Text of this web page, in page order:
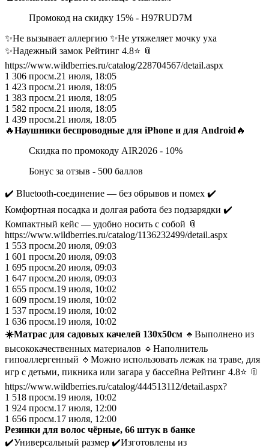
Промокод на скидку 15% - H97RUD7M
✨Не вызывает аллергию ✨Не утяжеляет мочку уха
✨Надежный замок Рейтинг 4.8⭐️ 📎
https://www.wildberries.ru/catalog/228704567/detail.aspx
1 306 просм.21 июля, 18:05
1 423 просм.21 июля, 18:05
1 383 просм.21 июля, 18:05
1 582 просм.21 июля, 18:05
1 439 просм.21 июля, 18:05
🔥Наушники беспроводные для iPhone и для Android 🔥
Скидка по промокоду AIR2026 - 10%
Бонус за отзыв - 500 баллов
✔️ Bluetooth‑соединение — без обрывов и помех ✔️
Комфортная посадка и долгая работа без подзарядки ✔️
Компактный кейс — удобно носить с собой 📎
https://www.wildberries.ru/catalog/1136232499/detail.aspx
1 553 просм.20 июля, 09:03
1 601 просм.20 июля, 09:03
1 695 просм.20 июля, 09:03
1 647 просм.20 июля, 09:03
1 655 просм.19 июля, 10:02
1 609 просм.19 июля, 10:02
1 537 просм.19 июля, 10:02
1 636 просм.19 июля, 10:02
☀️Матрас для садовых качелей 130х50см 🔹Выполнено из
высококачественных материалов 🔹Наполнитель
гипоаллергенный 🔹Можно использовать лежак на траве, для
игр с детьми, пикника или загара у бассейна Рейтинг 4.8⭐️ 📎
https://www.wildberries.ru/catalog/444513112/detail.aspx?
1 518 просм.19 июля, 10:02
1 924 просм.17 июля, 12:00
1 656 просм.17 июля, 12:00
Резинки для волос чёрные, 66 штук в банке
✔️Универсальный размер ✔️Изготовлены из